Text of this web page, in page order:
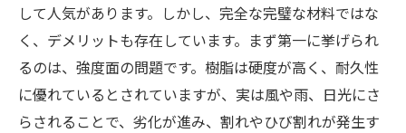
して人気があります。しかし、完全な完璧な材料ではな
く、デメリットも存在しています。まず第一に挙げられ
るのは、強度面の問題です。樹脂は硬度が高く、耐久性
に優れているとされていますが、実は風や雨、日光にさ
らされることで、劣化が進み、割れやひび割れが発生す